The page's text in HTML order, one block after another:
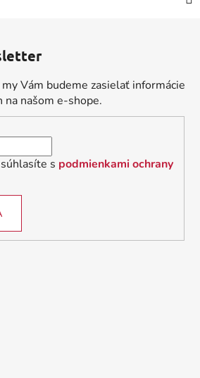
Vám budeme zasielať informácie
na našom e-shope.
s podmienkami ochrany